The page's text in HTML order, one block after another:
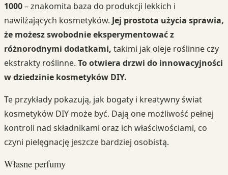
1000– znakomita baza do produkcji lekkich i
nawilżających kosmetyków. Jej prostota użycia sprawia,
że możesz swobodnie eksperymentować z
różnorodnymi dodatkami, takimi jak oleje roślinne czy
ekstrakty roślinne. To otwiera drzwi do innowacyjności
w dziedzinie kosmetyków DIY.
Te przykłady pokazują, jak bogaty i kreatywny świat
kosmetyków DIY może być. Dają one możliwość pełnej
kontroli nad składnikami oraz ich właściwościami, co
czyni pielęgnację jeszcze bardziej osobistą.
Własne perfumy